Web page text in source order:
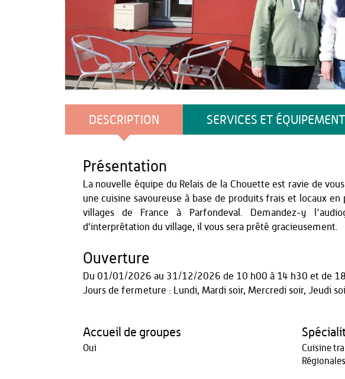
DESCRIPTION SERVICES ET ÉQUIPEMENT
Présentation
La nouvelle équipe du Relais de la Chouette est ravie de
une cuisine savoureuse à base de produits frais et locaux
villages de France à Parfondeval. Demandez-y
d’interprétation du village, il vous sera prêté gracieusement.
Ouverture
Du 01/01/2026 au 31/12/2026 de 10 h00 à 14 h30 et de
Jours de fermeture : Lundi, Mardi soir, Mercredi soir, Jeudi
Accueil de groupes
Oui
Cuisine